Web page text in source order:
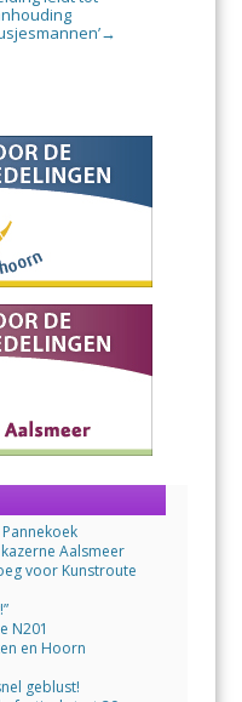
→
Aalsmeer
voor Kunstroute
N201
en Hoorn
geblust!